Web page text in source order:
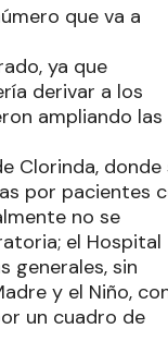
que va a
ya que
derivar a los
ampliando las
Clorinda, donde
por pacientes
no se
el Hospital
generales, sin
y el Niño,
un cuadro de